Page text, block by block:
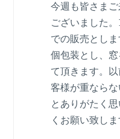
今週も皆さま
ございました
での販売とし
個包装とし、
て頂きます。
客様が重なら
とありがたく
くお願い致しま